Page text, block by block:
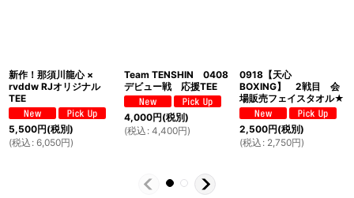
新作！那須川龍心 ×
rvddw RJオリジナル
TEE
5,500円(税別)
(税込 : 6,050円)
Team TENSHIN 0408
デビュー戦 応援TEE
4,000円(税別)
(税込 : 4,400円)
0918【天心
BOXING】 2戦目 会
場販売フェイスタオル★
2,500円(税別)
(税込 : 2,750円)